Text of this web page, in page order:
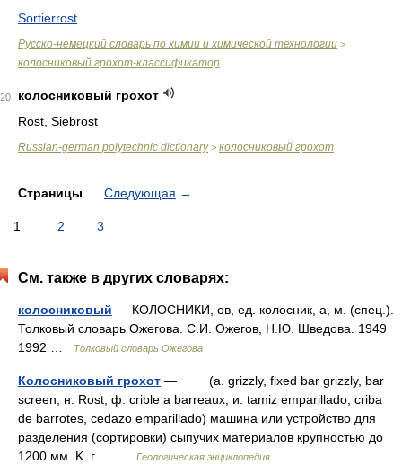
Sortierrost
Русско-немецкий словарь по химии и химической технологии >
колосниковый грохот-классификатор
20
колосниковый грохот
Rost, Siebrost
Russian-german polytechnic dictionary> колосниковый грохот
Страницы Следующая →
1 2 3
См. также в других словарях:
колосниковый — КОЛОСНИКИ, ов, ед. колосник, а, м. (спец.).
Толковый словарь Ожегова. С.И. Ожегов, Н.Ю. Шведова. 1949
1992 …
Толковый словарь Ожегова
Колосниковый грохот — (a. grizzly, fixed bar grizzly, bar
screen; н. Rost; ф. crible а barreaux; и. tamiz emparillado, criba
de barrotes, cedazo emparillado) машина или устройство для
разделения (сортировки) сыпучих материалов крупностью до
1200 мм. K. г.… …
Геологическая энциклопедия